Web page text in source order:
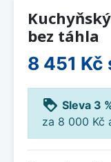
bez táhla
8 451 Kč
loyalty Sleva 3
za 8 000 Kč